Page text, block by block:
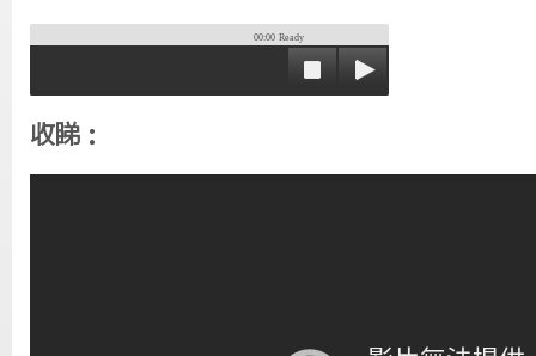
00:00 Ready
收睇：